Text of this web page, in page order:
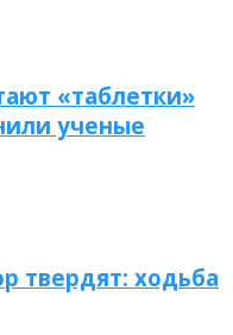
«таблетки»
ученые
твердят: ходьба